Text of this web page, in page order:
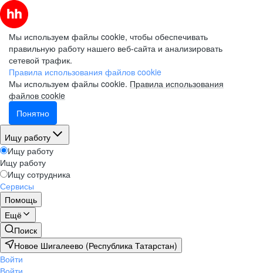
Мы используем файлы cookie, чтобы обеспечивать
правильную работу нашего веб-сайта и анализировать
сетевой трафик.
Правила использования файлов cookie
Мы используем файлы cookie. Правила использования
файлов cookie
Понятно
Ищу работу
Ищу работу
Ищу работу
Ищу сотрудника
Сервисы
Помощь
Ещё
Поиск
Новое Шигалеево (Республика Татарстан)
Войти
Войти